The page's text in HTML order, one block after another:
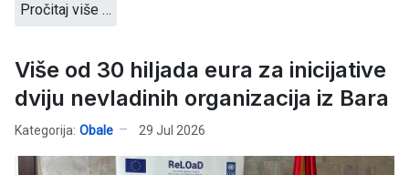
Pročitaj više …
Više od 30 hiljada eura za inicijative
dviju nevladinih organizacija iz Bara
Kategorija: Obale 29 Jul 2026